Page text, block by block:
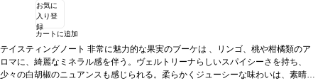
お気に
入り登
録
カートに追加
テイスティングノート 非常に魅力的な果実のブーケは 、リンゴ、桃や柑橘類のア
ロマに、綺麗なミネラル感を伴う。ヴェルトリーナらしいスパイシーさを持ち、
少々の白胡椒のニュアンスも感じられる。柔らかくジューシーな味わいは、素晴ら